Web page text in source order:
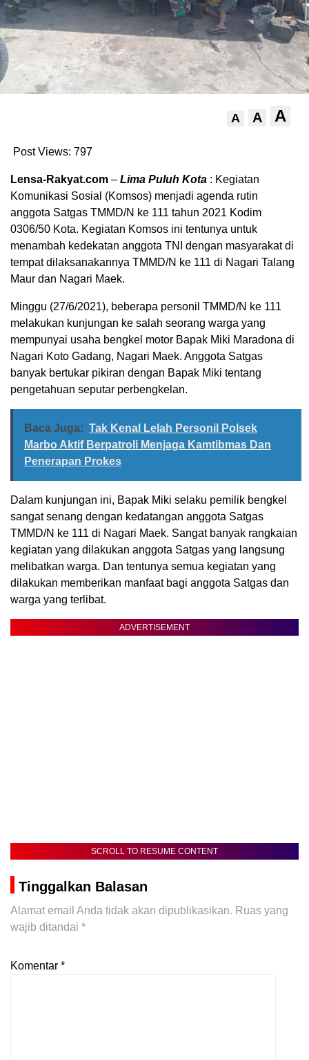
A A A
Post Views: 797
Lensa-Rakyat.com – Lima Puluh Kota : Kegiatan
Komunikasi Sosial (Komsos) menjadi agenda rutin
anggota Satgas TMMD/N ke 111 tahun 2021 Kodim
0306/50 Kota. Kegiatan Komsos ini tentunya untuk
menambah kedekatan anggota TNI dengan masyarakat di
tempat dilaksanakannya TMMD/N ke 111 di Nagari Talang
Maur dan Nagari Maek.
Minggu (27/6/2021), beberapa personil TMMD/N ke 111
melakukan kunjungan ke salah seorang warga yang
mempunyai usaha bengkel motor Bapak Miki Maradona di
Nagari Koto Gadang, Nagari Maek. Anggota Satgas
banyak bertukar pikiran dengan Bapak Miki tentang
pengetahuan seputar perbengkelan.
Baca Juga: Tak Kenal Lelah Personil Polsek
Marbo Aktif Berpatroli Menjaga Kamtibmas Dan
Penerapan Prokes
Dalam kunjungan ini, Bapak Miki selaku pemilik bengkel
sangat senang dengan kedatangan anggota Satgas
TMMD/N ke 111 di Nagari Maek. Sangat banyak rangkaian
kegiatan yang dilakukan anggota Satgas yang langsung
melibatkan warga. Dan tentunya semua kegiatan yang
dilakukan memberikan manfaat bagi anggota Satgas dan
warga yang terlibat.
ADVERTISEMENT
SCROLL TO RESUME CONTENT
Tinggalkan Balasan
Alamat email Anda tidak akan dipublikasikan. Ruas yang
wajib ditandai *
Komentar *